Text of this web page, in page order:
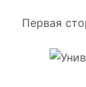
Первая